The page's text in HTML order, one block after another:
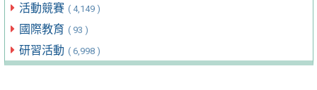
活動競賽 ( 4,149 )
國際教育 ( 93 )
研習活動 ( 6,998 )